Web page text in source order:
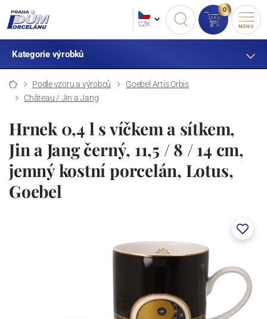
CZK
0
MENU
Kategorie výrobků
Podle vzoru a výrobců
Goebel Artis Orbis
Château / Jin a Jang
Hrnek 0,4 l s víčkem a sítkem,
Jin a Jang černý, 11,5 / 8 / 14 cm,
jemný kostní porcelán, Lotus,
Goebel